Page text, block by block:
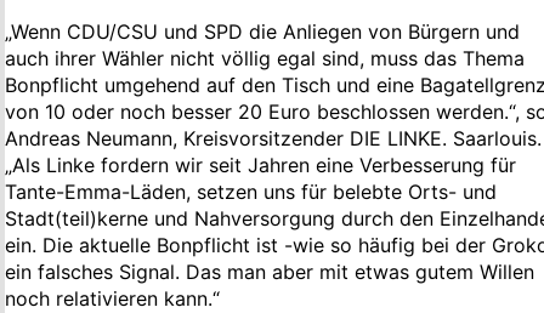
„Wenn CDU/CSU und SPD die Anliegen von Bürgern und
auch ihrer Wähler nicht völlig egal sind, muss das Thema
Bonpflicht umgehend auf den Tisch und eine
von 10 oder noch besser 20 Euro beschlossen werden.“,
Andreas Neumann, Kreisvorsitzender DIE LINKE. Saarlouis.
„Als Linke fordern wir seit Jahren eine Verbesserung für
Tante-Emma-Läden, setzen uns für belebte Orts- und
Stadt(teil)kerne und Nahversorgung durch den
ein. Die aktuelle Bonpflicht ist -wie so häufig bei der
ein falsches Signal. Das man aber mit etwas gutem Willen
noch relativieren kann.“